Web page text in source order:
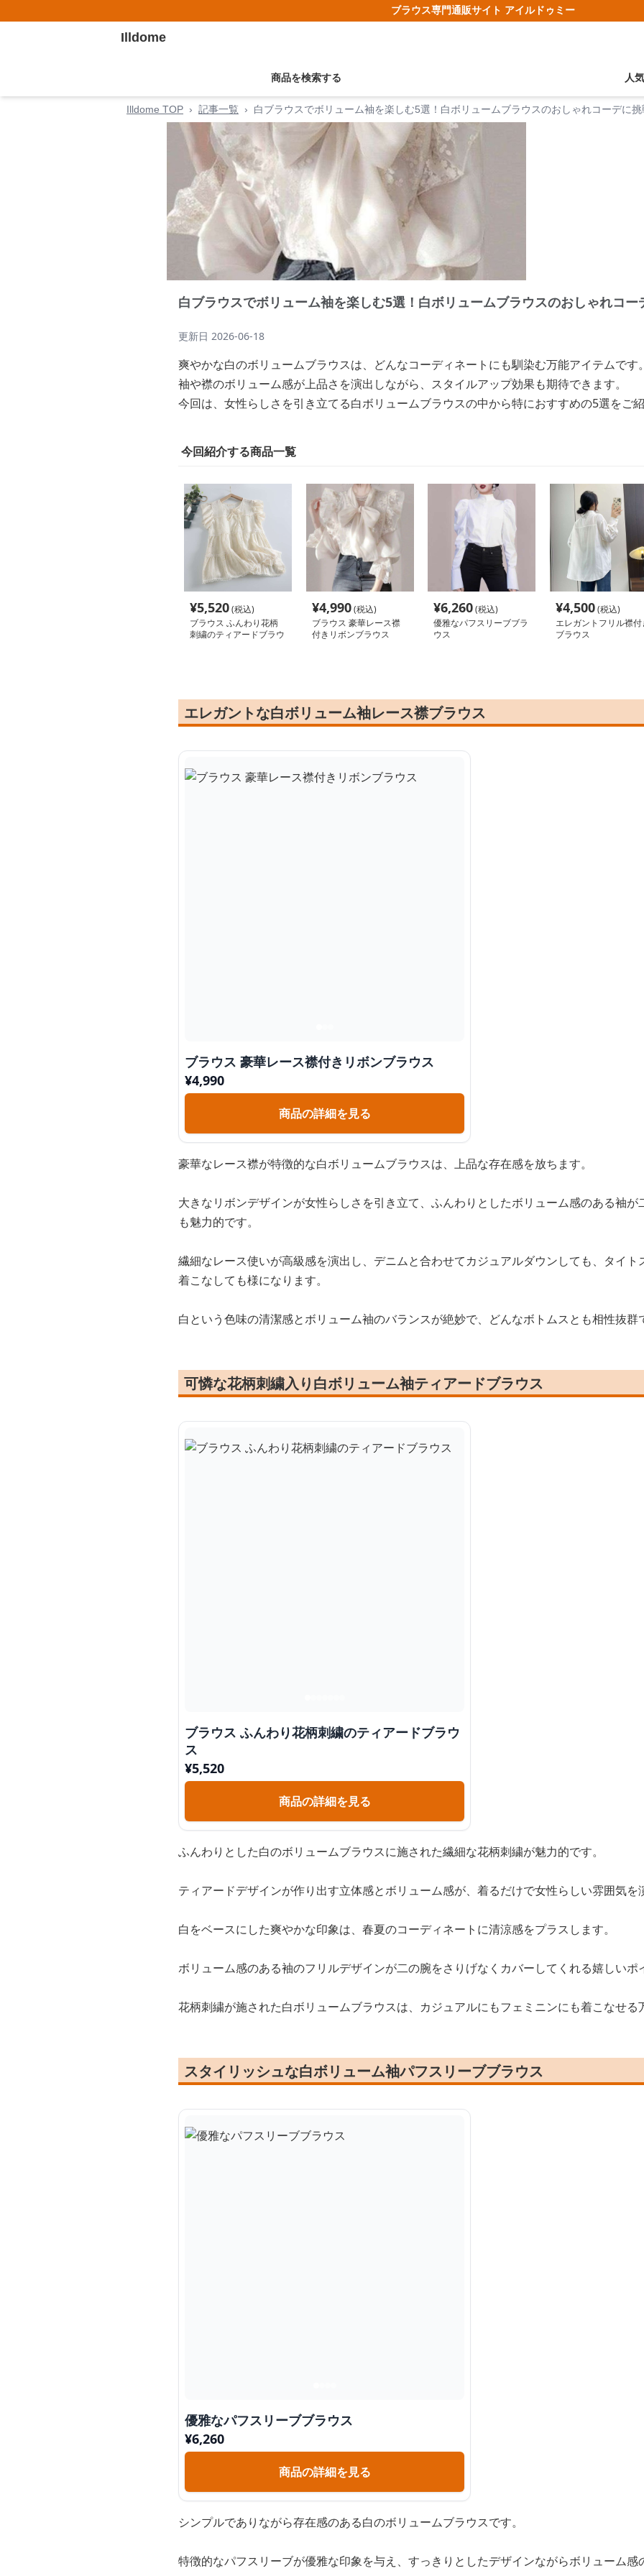
ブラウス専門通販サイト アイルドゥミー
Illdome
商品を検索する 人
Illdome TOP › 記事一覧 › 白ブラウスでボリューム袖を楽しむ5選！白ボリュームブラウスのおしゃれコーデに挑
白ブラウスでボリューム袖を楽しむ5選！白ボリュームブラウスのおしゃれコー
更新日 2026-06-18
爽やかな白のボリュームブラウスは、どんなコーディネートにも馴染む万能アイテムです
袖や襟のボリューム感が上品さを演出しながら、スタイルアップ効果も期待できます。
今回は、女性らしさを引き立てる白ボリュームブラウスの中から特におすすめの5選をご
今回紹介する商品一覧
¥5,520(税込)
ブラウス ふんわり花柄
刺繍のティアードブラウ
¥4,990(税込)
ブラウス 豪華レース襟
付きリボンブラウス
¥6,260(税込)
優雅なパフスリーブブラ
ウス
¥4,500(税込)
エレガントフリル襟付
ブラウス
エレガントな白ボリューム袖レース襟ブラウス
ブラウス 豪華レース襟付きリボンブラウス
¥4,990
商品の詳細を見る
豪華なレース襟が特徴的な白ボリュームブラウスは、上品な存在感を放ちます。
大きなリボンデザインが女性らしさを引き立て、ふんわりとしたボリューム感のある袖
も魅力的です。
繊細なレース使いが高級感を演出し、デニムと合わせてカジュアルダウンしても、タイ
着こなしても様になります。
白という色味の清潔感とボリューム袖のバランスが絶妙で、どんなボトムスとも相性抜群
可憐な花柄刺繍入り白ボリューム袖ティアードブラウス
ブラウス ふんわり花柄刺繍のティアードブラウ
ス
¥5,520
商品の詳細を見る
ふんわりとした白のボリュームブラウスに施された繊細な花柄刺繍が魅力的です。
ティアードデザインが作り出す立体感とボリューム感が、着るだけで女性らしい雰囲気を
白をベースにした爽やかな印象は、春夏のコーディネートに清涼感をプラスします。
ボリューム感のある袖のフリルデザインが二の腕をさりげなくカバーしてくれる嬉しいポ
花柄刺繍が施された白ボリュームブラウスは、カジュアルにもフェミニンにも着こなせる
スタイリッシュな白ボリューム袖パフスリーブブラウス
優雅なパフスリーブブラウス
¥6,260
商品の詳細を見る
シンプルでありながら存在感のある白のボリュームブラウスです。
特徴的なパフスリーブが優雅な印象を与え、すっきりとしたデザインながらボリューム